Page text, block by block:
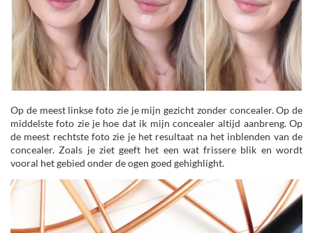
Op de meest linkse foto zie je mijn gezicht zonder concealer. Op de
middelste foto zie je hoe dat ik mijn concealer altijd aanbreng. Op
de meest rechtste foto zie je het resultaat na het inblenden van de
concealer. Zoals je ziet geeft het een wat frissere blik en wordt
vooral het gebied onder de ogen goed gehighlight.